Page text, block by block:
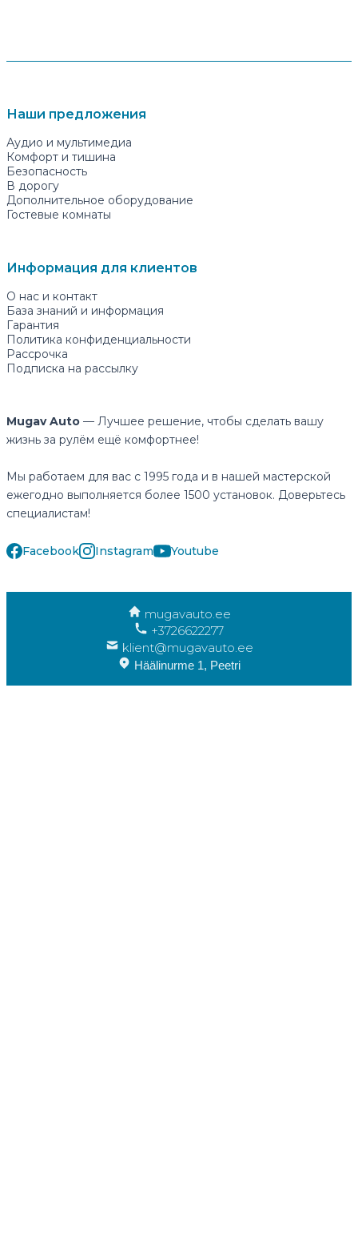
Наши предложения
Аудио и мультимедиа
Комфорт и тишина
Безопасность
В дорогу
Дополнительное оборудование
Гостевые комнаты
Информация для клиентов
О нас и контакт
База знаний и информация
Гарантия
Политика конфиденциальности
Рассрочка
Подписка на рассылку
Mugav Auto — Лучшее решение, чтобы сделать вашу
жизнь за рулём ещё комфортнее!
Мы работаем для вас с 1995 года и в нашей мастерской
ежегодно выполняется более 1500 установок. Доверьтесь
специалистам!
Facebook Instagram Youtube
mugavauto.ee
+3726622277
klient@mugavauto.ee
Häälinurme 1, Peetri